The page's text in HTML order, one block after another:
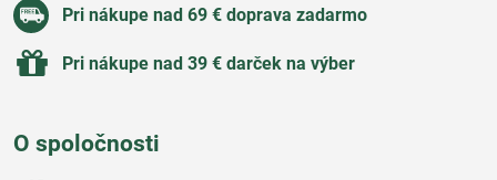
Pri nákupe nad 69 € doprava zadarmo
Pri nákupe nad 39 € darček na výber
O spoločnosti